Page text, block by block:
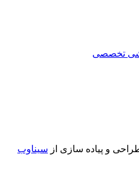
تخصصی
و پیاده سازی از سیناوب